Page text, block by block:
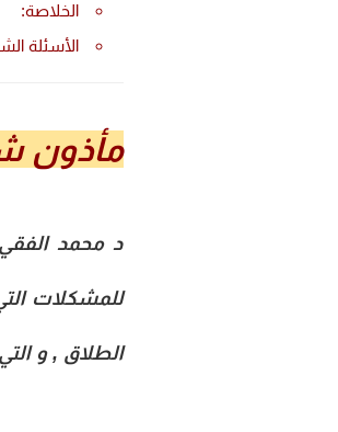
الخلاصة:
الأسئلة
مأذون شرعي مصر
د محمد
للمشكلات
الطلاق , و